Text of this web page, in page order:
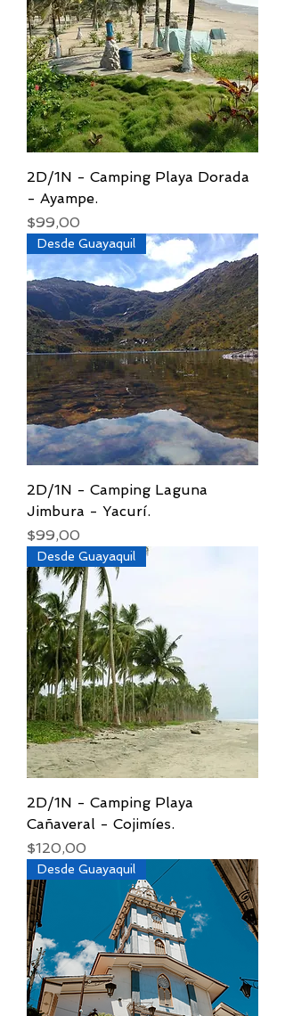
2D/1N - Camping Playa Dorada
- Ayampe.
Precio
$99,00
Desde Guayaquil
2D/1N - Camping Laguna
Jimbura - Yacurí.
Precio
$99,00
Desde Guayaquil
2D/1N - Camping Playa
Cañaveral - Cojimíes.
Precio
$120,00
Desde Guayaquil